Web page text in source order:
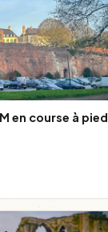
en course à pied